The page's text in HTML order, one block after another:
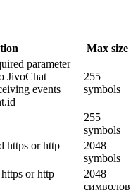
Max size
parameter
JivoChat
events
255
symbols
255
symbols
https or http
2048
symbols
or http
2048
символов